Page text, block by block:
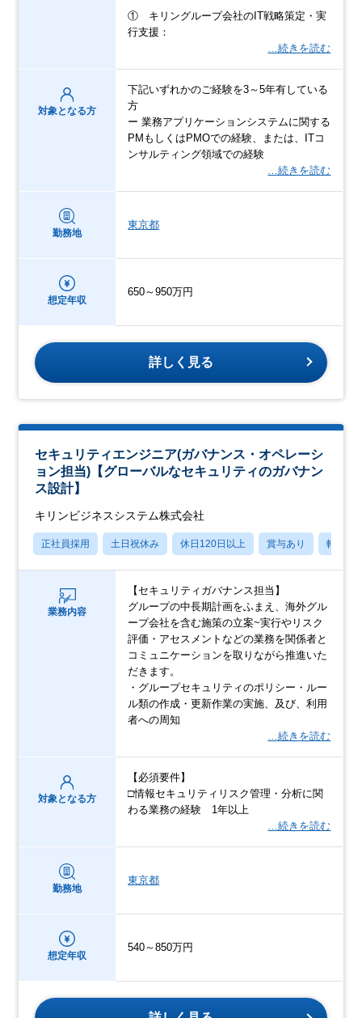
① キリングループ会社のIT戦略策定・実
行支援：
…続きを読む
対象となる方
下記いずれかのご経験を3～5年有している
方
ー 業務アプリケーションシステムに関する
PMもしくはPMOでの経験、または、ITコ
ンサルティング領域での経験
…続きを読む
勤務地
東京都
想定年収
650～950万円
詳しく見る
セキュリティエンジニア(ガバナンス・オペレーシ
ョン担当)【グローバルなセキュリティのガバナン
ス設計】
キリンビジネスシステム株式会社
正社員採用 土日祝休み 休日120日以上 賞与あり 転勤な
業務内容
【セキュリティガバナンス担当】
グループの中長期計画をふまえ、海外グル
ープ会社を含む施策の立案~実行やリスク
評価・アセスメントなどの業務を関係者と
コミュニケーションを取りながら推進いた
だきます。
・グループセキュリティのポリシー・ルー
ル類の作成・更新作業の実施、及び、利用
者への周知
…続きを読む
対象となる方
【必須要件】
□情報セキュリティリスク管理・分析に関
わる業務の経験 1年以上
…続きを読む
勤務地
東京都
想定年収
540～850万円